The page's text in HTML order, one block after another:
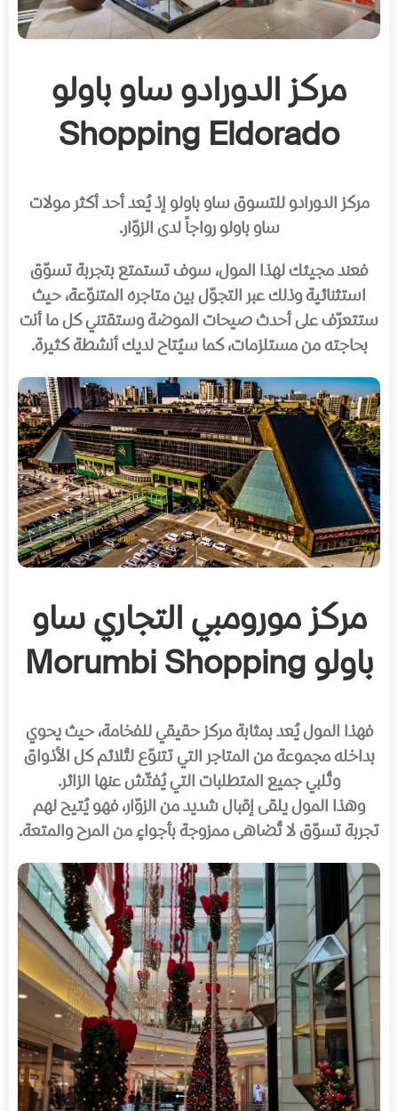
مركز الدورادو ساو باولو
Shopping Eldorado
مركز الدورادو للتسوق ساو باولو إذ يُعد أحد أكثر مولات
ساو باولو رواجاً لدى الزوّار.
فعند مجيئك لهذا المول، سوف تستمتع بتجربة تسوّق
استثنائية وذلك عبر التجوّل بين متاجره المتنوّعة، حيث
ستتعرّف على أحدث صيحات الموضة وستقتني كل ما أنت
بحاجته من مستلزمات، كما سيُتاح لديك أنشطة كثيرة.
مركز مورومبي التجاري ساو
باولوMorumbi Shopping
فهذا المول يُعد بمثابة مركز حقيقي للفخامة، حيث يحوي
بداخله مجموعة من المتاجر التي تتنوّع لتُلائم كل الأذواق
وتُلبي جميع المتطلبات التي يُفتّش عنها الزائر.
وهذا المول يلقى إقبال شديد من الزوّار، فهو يُتيح لهم
تجربة تسوّق لا تُضاهى ممزوجة بأجواءٍ من المرح والمتعة.